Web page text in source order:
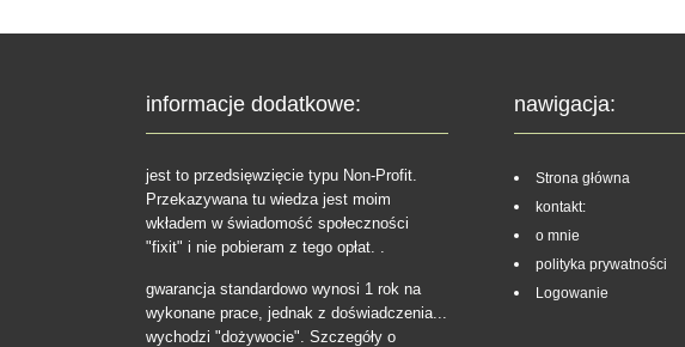
informacje dodatkowe:
jest to przedsięwzięcie typu Non-Profit.
Przekazywana tu wiedza jest moim
wkładem w świadomość społeczności
"fixit" i nie pobieram z tego opłat. .
gwarancja standardowo wynosi 1 rok na
wykonane prace, jednak z doświadczenia...
wychodzi "dożywocie". Szczegóły o
nawigacja:
Strona główna
kontakt:
o mnie
polityka prywatności
Logowanie